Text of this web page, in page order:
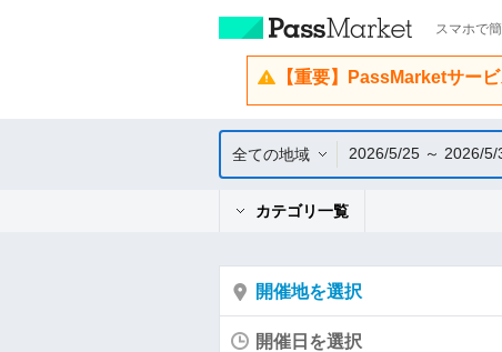
スマホで
【重要】PassMarketサー
全ての地域 2026/5/25 ～ 2026/5/
カテゴリ一覧
開催地を選択
開催日を選択